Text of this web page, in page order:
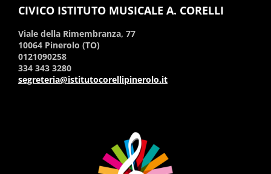
CIVICO ISTITUTO MUSICALE A. CORELLI
Viale della Rimembranza, 77
10064 Pinerolo (TO)
0121090258
334 343 3280
segreteria@istitutocorellipinerolo.it